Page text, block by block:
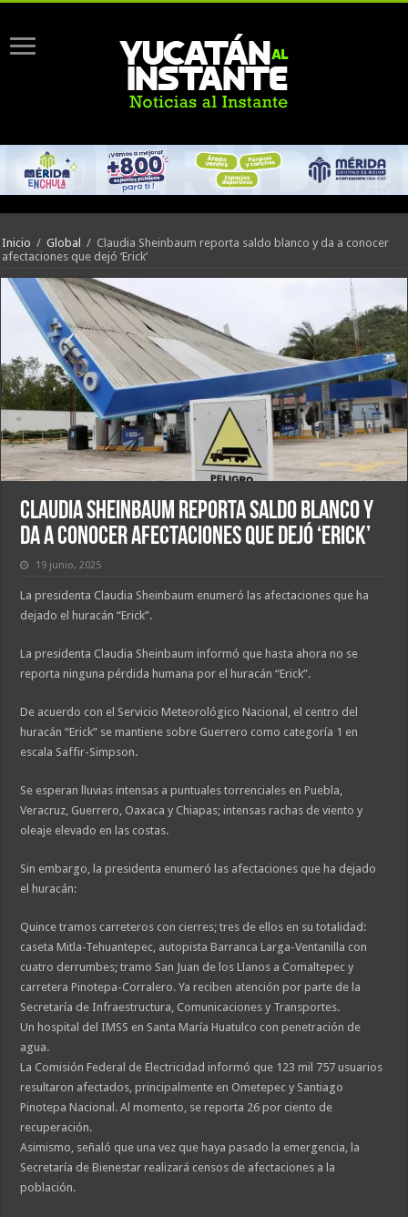
Inicio / Global / Claudia Sheinbaum reporta saldo blanco y da a conocer
afectaciones que dejó ‘Erick’
Claudia Sheinbaum reporta saldo blanco y
da a conocer afectaciones que dejó ‘Erick’
19 junio, 2025
La presidenta Claudia Sheinbaum enumeró las afectaciones que ha
dejado el huracán “Erick”.
La presidenta Claudia Sheinbaum informó que hasta ahora no se
reporta ninguna pérdida humana por el huracán “Erick”.
De acuerdo con el Servicio Meteorológico Nacional, el centro del
huracán “Erick” se mantiene sobre Guerrero como categoría 1 en
escala Saffir-Simpson.
Se esperan lluvias intensas a puntuales torrenciales en Puebla,
Veracruz, Guerrero, Oaxaca y Chiapas; intensas rachas de viento y
oleaje elevado en las costas.
Sin embargo, la presidenta enumeró las afectaciones que ha dejado
el huracán:
Quince tramos carreteros con cierres; tres de ellos en su totalidad:
caseta Mitla-Tehuantepec, autopista Barranca Larga-Ventanilla con
cuatro derrumbes; tramo San Juan de los Llanos a Comaltepec y
carretera Pinotepa-Corralero. Ya reciben atención por parte de la
Secretaría de Infraestructura, Comunicaciones y Transportes.
Un hospital del IMSS en Santa María Huatulco con penetración de
agua.
La Comisión Federal de Electricidad informó que 123 mil 757 usuarios
resultaron afectados, principalmente en Ometepec y Santiago
Pinotepa Nacional. Al momento, se reporta 26 por ciento de
recuperación.
Asimismo, señaló que una vez que haya pasado la emergencia, la
Secretaría de Bienestar realizará censos de afectaciones a la
población.